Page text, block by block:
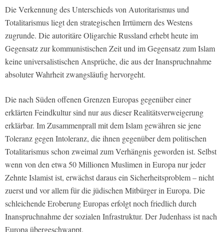
Die Verkennung des Unterschieds von Autoritarismus und
Totalitarismus liegt den strategischen Irrtümern des Westens
zugrunde. Die autoritäre Oligarchie Russland erhebt heute im
Gegensatz zur kommunistischen Zeit und im Gegensatz zum Islam
keine universalistischen Ansprüche, die aus der Inanspruchnahme
absoluter Wahrheit zwangsläufig hervorgeht.
Die nach Süden offenen Grenzen Europas gegenüber einer
erklärten Feindkultur sind nur aus dieser Realitätsverweigerung
erklärbar. Im Zusammenprall mit dem Islam gewähren sie jene
Toleranz gegen Intoleranz, die ihnen gegenüber dem politischen
Totalitarismus schon zweimal zum Verhängnis geworden ist. Selbst
wenn von den etwa 50 Millionen Muslimen in Europa nur jeder
Zehnte Islamist ist, erwächst daraus ein Sicherheitsproblem – nicht
zuerst und vor allem für die jüdischen Mitbürger in Europa. Die
schleichende Eroberung Europas erfolgt noch friedlich durch
Inanspruchnahme der sozialen Infrastruktur. Der Judenhass ist nach
Europa übergeschwappt.